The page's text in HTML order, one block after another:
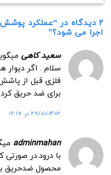
2 دیدگاه در “
عملکرد
اجرا می شود؟”
سعید کاهی
فلزی قبل از
برای ضد حریق
۲۹/۰۱/۱۴۰۲ در ۱۲:۱۷
adminmahan
با درود.در
محصول ضدحریق